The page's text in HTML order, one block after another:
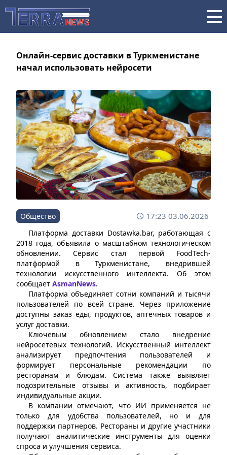
Онлайн-сервис доставки в Туркменистане
начал использовать нейросети
Общество 17:23 03.06.2026
Платформа доставки Dostawka.bar, работающая с
2018 года, объявила о масштабном технологическом
обновлении. Сервис стал первой FoodTech-
платформой в Туркменистане, внедрившей
технологии искусственного интеллекта. Об этом
сообщает AsmanNews.
Платформа объединяет сотни компаний и тысячи
пользователей по всей стране. Через приложение
доступны заказ еды, продуктов, аптечных товаров и
услуг доставки.
Ключевым обновлением стало внедрение
нейросетевых технологий. Искусственный интеллект
анализирует предпочтения пользователей и
формирует персональные рекомендации по
ресторанам и блюдам. Система также выявляет
подозрительные отзывы и активность, подбирает
индивидуальные акции.
В компании отмечают, что ИИ применяется не
только для удобства пользователей, но и для
поддержки партнеров. Рестораны и другие участники
получают аналитические инструменты для оценки
спроса и улучшения сервиса.